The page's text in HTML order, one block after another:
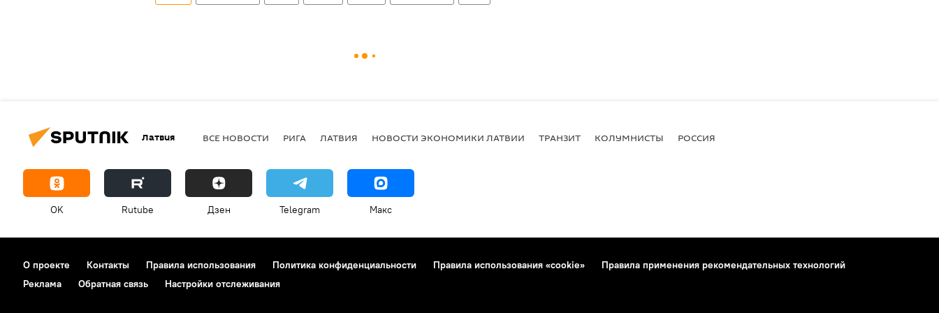
Латвия ВСЕ НОВОСТИ РИГА ЛАТВИЯ НОВОСТИ ЭКОНОМИКИ ЛАТВИИ ТРАНЗИТ КОЛУМНИСТЫ РОССИЯ
OK Rutube Дзен Telegram Макс
О проекте Контакты Правила использования Политика конфиденциальности Правила использования «cookie»
Правила применения рекомендательных технологий
Реклама
Обратная связь Настройки отслеживания